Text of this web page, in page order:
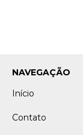
NAVEGAÇÃO
Início
Contato